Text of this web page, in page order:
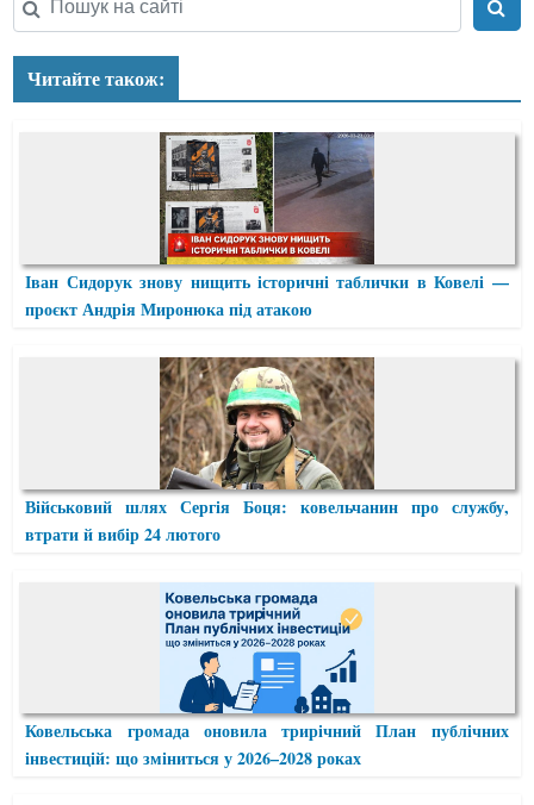
Читайте також:
Іван Сидорук знову нищить історичні таблички в Ковелі —
проєкт Андрія Миронюка під атакою
Військовий шлях Сергія Боця: ковельчанин про службу,
втрати й вибір 24 лютого
Ковельська громада оновила трирічний План публічних
інвестицій: що зміниться у 2026–2028 роках